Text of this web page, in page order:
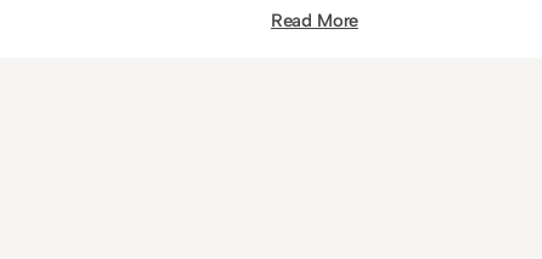
Read More